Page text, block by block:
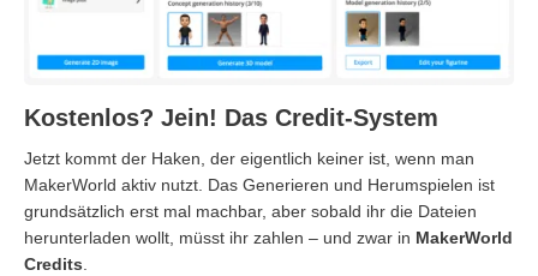
Kostenlos? Jein! Das Credit-System
Jetzt kommt der Haken, der eigentlich keiner ist, wenn man
MakerWorld aktiv nutzt. Das Generieren und Herumspielen ist
grundsätzlich erst mal machbar, aber sobald ihr die Dateien
herunterladen wollt, müsst ihr zahlen – und zwar in MakerWorld
Credits